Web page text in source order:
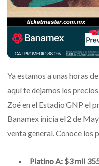
Ya estamos a unas horas
aquí te dejamos los
Zoé en el Estadio GNP el
Banamex inicia el 2 de
venta general. Conoce los
Platino A: $3 mil